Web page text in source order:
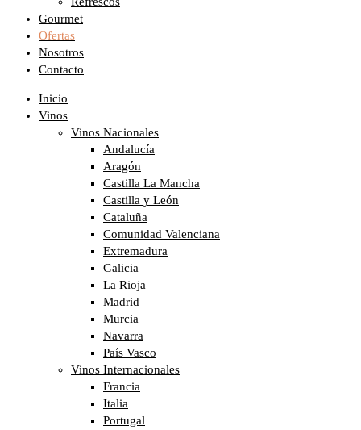
Gourmet
Ofertas
Nosotros
Contacto
Inicio
Vinos
Vinos Nacionales
Andalucía
Aragón
Castilla La Mancha
Castilla y León
Cataluña
Comunidad Valenciana
Extremadura
Galicia
La Rioja
Madrid
Murcia
Navarra
País Vasco
Vinos Internacionales
Francia
Italia
Portugal